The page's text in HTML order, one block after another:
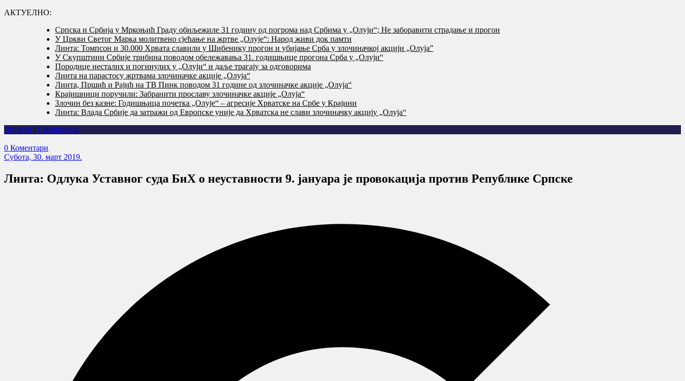
АКТУЕЛНО:
Српска и Србија у Мркоњић Граду обиљежиле 31 годину од погрома над Србима у „Олуји“; Не заборавити страдање и прогон
У Цркви Светог Марка молитвено сјећање на жртве „Олује“: Народ живи док памти
Линта: Томпсон и 30.000 Хрвата славили у Шибенику прогон и убијање Срба у злочиначкој акцији „Олуја”
У Скупштини Србије трибина поводом обележавања 31. годишњице прогона Срба у „Олуји“
Породице несталих и погинулих у „Олуји“ и даље трагају за одговорима
Линта на парастосу жртвама злочиначке акције „Олуја“
Линта, Пршић и Рајић на ТВ Пинк поводом 31 године од злочиначке акције „Олуја“
Крајишници поручили: Забранити прославу злочиначке акције „Олуја“
Злочин без казне: Годишњица почетка „Олује“ – агресије Хрватске на Србе у Крајини
Линта: Влада Србије да затражи од Европске уније да Хрватска не слави злочиначку акцију „Олуја“
Вијести / Саопштења
0 Коментари
Субота, 30. март 2019.
Линта: Одлука Уставног суда БиХ о неуставности 9. јануара је провокација против Републике Српске